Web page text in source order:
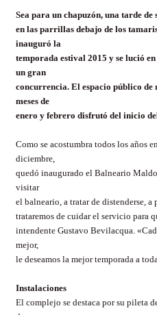
Sea para un chapuzón, una tarde de
en las parrillas debajo de los
inauguró la
temporada estival 2015 y se lució
un gran
concurrencia. El espacio público
meses de
enero y febrero disfrutó del inicio
Como se acostumbra todos los años
diciembre,
quedó inaugurado el Balneario
visitar
el balneario, a tratar de distenderse, a
trataremos de cuidar el servicio para
intendente Gustavo Bevilacqua.
mejor,
le deseamos la mejor temporada a
Instalaciones
El complejo se destaca por su pileta